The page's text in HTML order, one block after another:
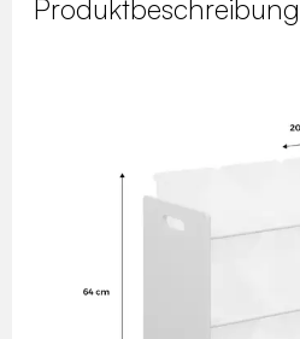
Produktbeschreibung